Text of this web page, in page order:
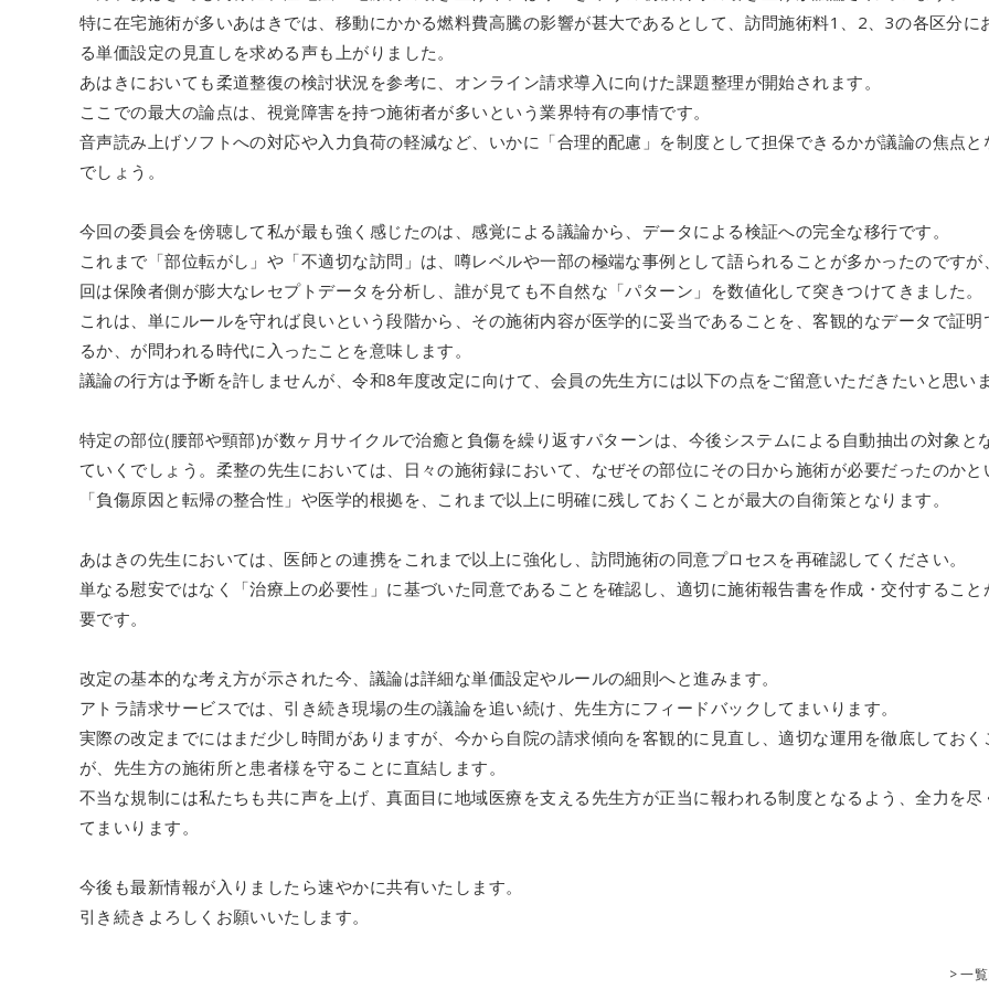
特に在宅施術が多いあはきでは、移動にかかる燃料費高騰の影響が甚大であるとして、訪問施術料1、2、3の各区分に
る単価設定の見直しを求める声も上がりました。
あはきにおいても柔道整復の検討状況を参考に、オンライン請求導入に向けた課題整理が開始されます。
ここでの最大の論点は、視覚障害を持つ施術者が多いという業界特有の事情です。
音声読み上げソフトへの対応や入力負荷の軽減など、いかに「合理的配慮」を制度として担保できるかが議論の焦点と
でしょう。
今回の委員会を傍聴して私が最も強く感じたのは、感覚による議論から、データによる検証への完全な移行です。
これまで「部位転がし」や「不適切な訪問」は、噂レベルや一部の極端な事例として語られることが多かったのですが
回は保険者側が膨大なレセプトデータを分析し、誰が見ても不自然な「パターン」を数値化して突きつけてきました。
これは、単にルールを守れば良いという段階から、その施術内容が医学的に妥当であることを、客観的なデータで証明
るか、が問われる時代に入ったことを意味します。
議論の行方は予断を許しませんが、令和8年度改定に向けて、会員の先生方には以下の点をご留意いただきたいと思いま
特定の部位(腰部や頸部)が数ヶ月サイクルで治癒と負傷を繰り返すパターンは、今後システムによる自動抽出の対象と
ていくでしょう。柔整の先生においては、日々の施術録において、なぜその部位にその日から施術が必要だったのかと
「負傷原因と転帰の整合性」や医学的根拠を、これまで以上に明確に残しておくことが最大の自衛策となります。
あはきの先生においては、医師との連携をこれまで以上に強化し、訪問施術の同意プロセスを再確認してください。
単なる慰安ではなく「治療上の必要性」に基づいた同意であることを確認し、適切に施術報告書を作成・交付すること
要です。
改定の基本的な考え方が示された今、議論は詳細な単価設定やルールの細則へと進みます。
アトラ請求サービスでは、引き続き現場の生の議論を追い続け、先生方にフィードバックしてまいります。
実際の改定までにはまだ少し時間がありますが、今から自院の請求傾向を客観的に見直し、適切な運用を徹底しておく
が、先生方の施術所と患者様を守ることに直結します。
不当な規制には私たちも共に声を上げ、真面目に地域医療を支える先生方が正当に報われる制度となるよう、全力を尽
てまいります。
今後も最新情報が入りましたら速やかに共有いたします。
引き続きよろしくお願いいたします。
> 一